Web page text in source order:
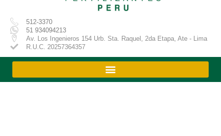
512-3370
51 934094213
Av. Los Ingenieros 154 Urb. Sta. Raquel, 2da Etapa, Ate - Lima
R.U.C. 20257364357